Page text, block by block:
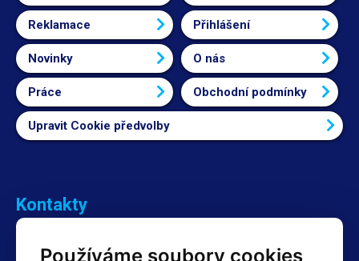
Používáme soubory cookies
Reklamace Přihlášení
Novinky O nás
Práce Obchodní podmínky
Upravit Cookie předvolby
Kontakty